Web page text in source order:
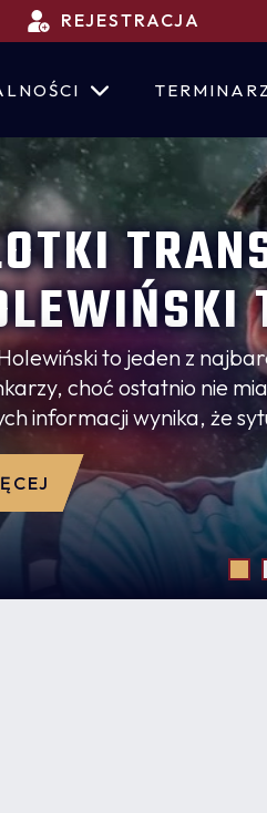
REJESTRACJA
TERMINARZ
to jeden z
choć ostatnio nie
informacji wynika, że
Bo jego transfer z
prawdopodobny -